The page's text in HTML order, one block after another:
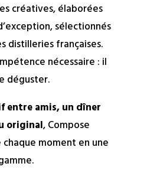
créatives, élaborées
sélectionnés
distilleries françaises.
nécessaire : il
déguster.
entre amis, un dîner
original, Compose
moment en une